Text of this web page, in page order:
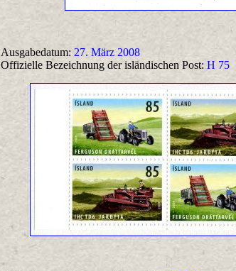
Ausgabedatum: 27. März 2008
Offizielle Bezeichnung der isländischen Post: H 75